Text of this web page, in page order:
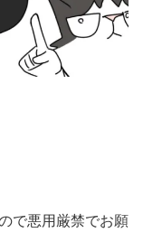
で悪用厳禁でお願